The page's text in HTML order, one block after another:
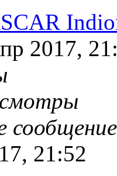
2017,
21:52